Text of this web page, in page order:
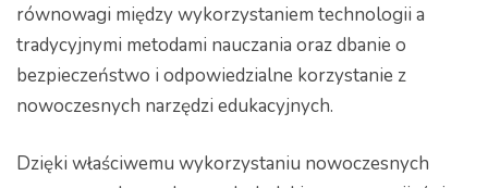
równowagi między wykorzystaniem technologii a
tradycyjnymi metodami nauczania oraz dbanie o
bezpieczeństwo i odpowiedzialne korzystanie z
nowoczesnych narzędzi edukacyjnych.
Dzięki właściwemu wykorzystaniu nowoczesnych